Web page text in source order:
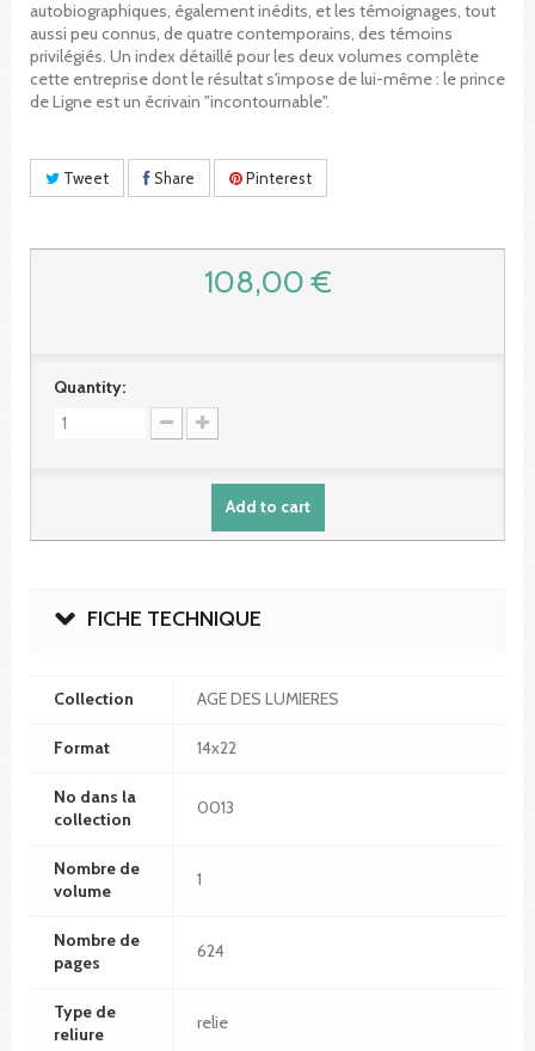
autobiographiques, également inédits, et les témoignages, tout
aussi peu connus, de quatre contemporains, des témoins
privilégiés. Un index détaillé pour les deux volumes complète
cette entreprise dont le résultat s'impose de lui-même : le prince
de Ligne est un écrivain "incontournable".
Tweet Share Pinterest
108,00 €
Quantity:
Add to cart
FICHE TECHNIQUE
Collection AGE DES LUMIERES
Format 14x22
No dans la
collection
0013
Nombre de
volume
1
Nombre de
pages
624
Type de
reliure
relie